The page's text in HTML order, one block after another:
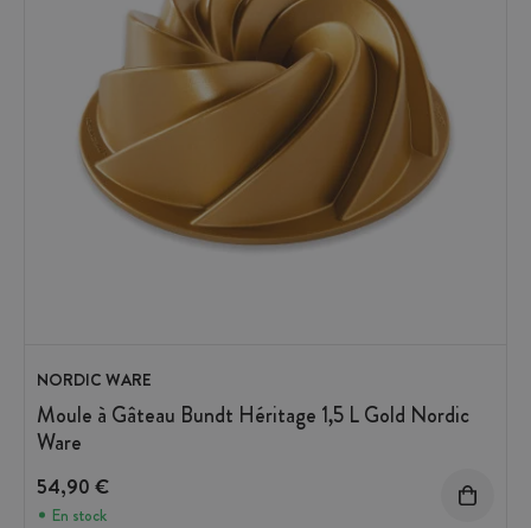
NORDIC WARE
Moule à Gâteau Bundt Héritage 1,5 L Gold Nordic
Ware
54,90 €
En stock